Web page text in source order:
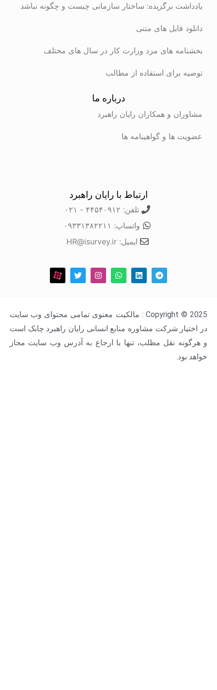
برگزیده: ساختار سازمانی چیست و چگونه نباشد
فایل های متنی
های مزد وزارت کار در سال های مختلف
استفاده از مطالب
و همکاران رایان راهبرد
و گواهینامه ها
ارتباط با رایان راهبرد
واتساپ: ۰۹۳۳۱۳۸۲۲۱۱
Copyright © 2025 : مالکیت معنوی تمامی محتوای وب سایت
شرکت مشاوره منابع انسانی رایان راهبرد چابک است
نقل مطلب، تنها با ارجاع به آدرس وب سایت مجاز